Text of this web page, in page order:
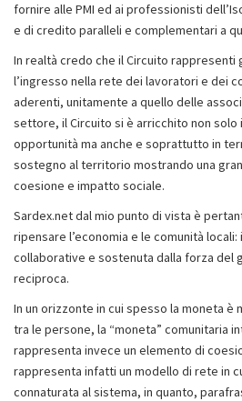
fornire alle PMI ed ai professionisti
e di credito paralleli e complementari a
In realtà credo che il Circuito rappresenti
l’ingresso nella rete dei lavoratori e dei
aderenti, unitamente a quello delle
settore, il Circuito si è arricchito non
opportunità ma anche e soprattutto in
sostegno al territorio mostrando una
coesione e impatto sociale.
Sardex.net dal mio punto di vista è
ripensare l’economia e le comunità
collaborative e sostenuta dalla forza del
reciproca.
In un orizzonte in cui spesso la moneta
tra le persone, la “moneta” comunitaria
rappresenta invece un elemento di
rappresenta infatti un modello di rete in
connaturata al sistema, in quanto,